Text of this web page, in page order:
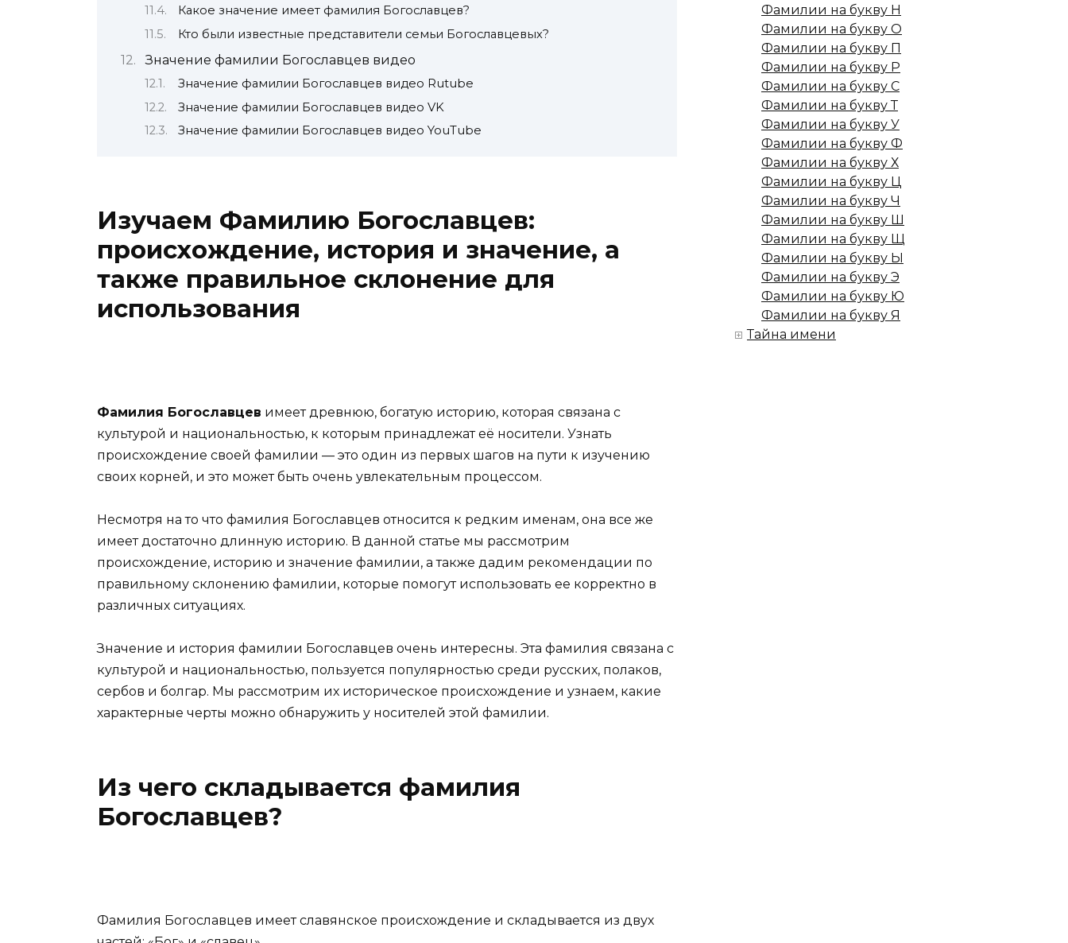
Какое значение имеет фамилия Богославцев?
Кто были известные представители семьи Богославцевых?
Значение фамилии Богославцев видео
Значение фамилии Богославцев видео Rutube
Значение фамилии Богославцев видео VK
Значение фамилии Богославцев видео YouTube
Изучаем Фамилию Богославцев:
происхождение, история и значение, а
также правильное склонение для
использования
Фамилия Богославцев имеет древнюю, богатую историю, которая связана с
культурой и национальностью, к которым принадлежат её носители. Узнать
происхождение своей фамилии — это один из первых шагов на пути к изучению
своих корней, и это может быть очень увлекательным процессом.
Несмотря на то что фамилия Богославцев относится к редким именам, она все же
имеет достаточно длинную историю. В данной статье мы рассмотрим
происхождение, историю и значение фамилии, а также дадим рекомендации по
правильному склонению фамилии, которые помогут использовать ее корректно в
различных ситуациях.
Значение и история фамилии Богославцев очень интересны. Эта фамилия связана с
культурой и национальностью, пользуется популярностью среди русских, полаков,
сербов и болгар. Мы рассмотрим их историческое происхождение и узнаем, какие
характерные черты можно обнаружить у носителей этой фамилии.
Из чего складывается фамилия
Богославцев?
Фамилия Богославцев имеет славянское происхождение и складывается из двух
Фамилии на букву Н
Фамилии на букву О
Фамилии на букву П
Фамилии на букву Р
Фамилии на букву С
Фамилии на букву Т
Фамилии на букву У
Фамилии на букву Ф
Фамилии на букву Х
Фамилии на букву Ц
Фамилии на букву Ч
Фамилии на букву Ш
Фамилии на букву Щ
Фамилии на букву Ы
Фамилии на букву Э
Фамилии на букву Ю
Фамилии на букву Я
Тайна имени